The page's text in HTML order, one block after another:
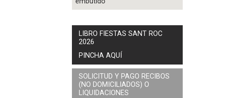
LIBRO FIESTAS SANT ROC
2026
PINCHA AQUÍ
SOLICITUD Y PAGO RECIBOS
(NO DOMICILIADOS) O
LIQUIDACIONES